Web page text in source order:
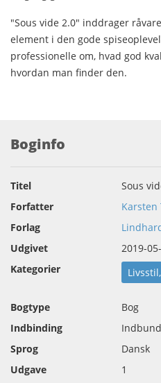
"Sous vide 2.0" inddrager
element i den gode
professionelle om, hvad god
hvordan man finder den.
Boginfo
Titel
Sous
Forfatter
Karsten
Forlag
Udgivet
2019-
Kategorier
Bogtype
Bog
Indbinding
Sprog
Dansk
Udgave
1